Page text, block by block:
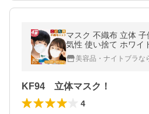
マスク 不織布 立体
気性 使い捨て ホワイ
くない 幼児 肌に優し
ゴム まとめ買い
美容品・ナイトブラな
KF94 立体マスク！
4